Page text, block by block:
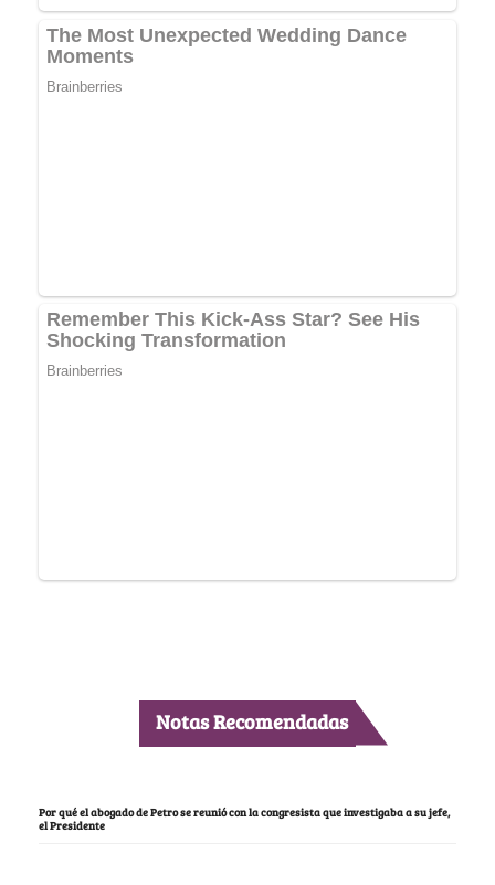
Notas Recomendadas
Por qué el abogado de Petro se reunió con la congresista que investigaba a su jefe,
el Presidente